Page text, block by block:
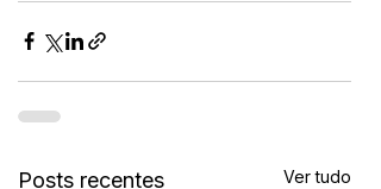
Posts recentes Ver tudo